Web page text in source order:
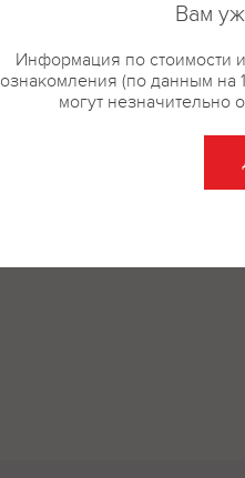
Вам
Информация по стоимости
ознакомления (по данным на
могут незначительно